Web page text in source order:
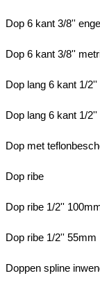
Dop 6 kant 3/8''
Dop 6 kant 3/8''
Dop lang 6 kant 1/2''
Dop lang 6 kant 1/
Dop met
Dop ribe
Dop ribe 1/2''
Dop ribe 1/2'' 55mm
Doppen spline